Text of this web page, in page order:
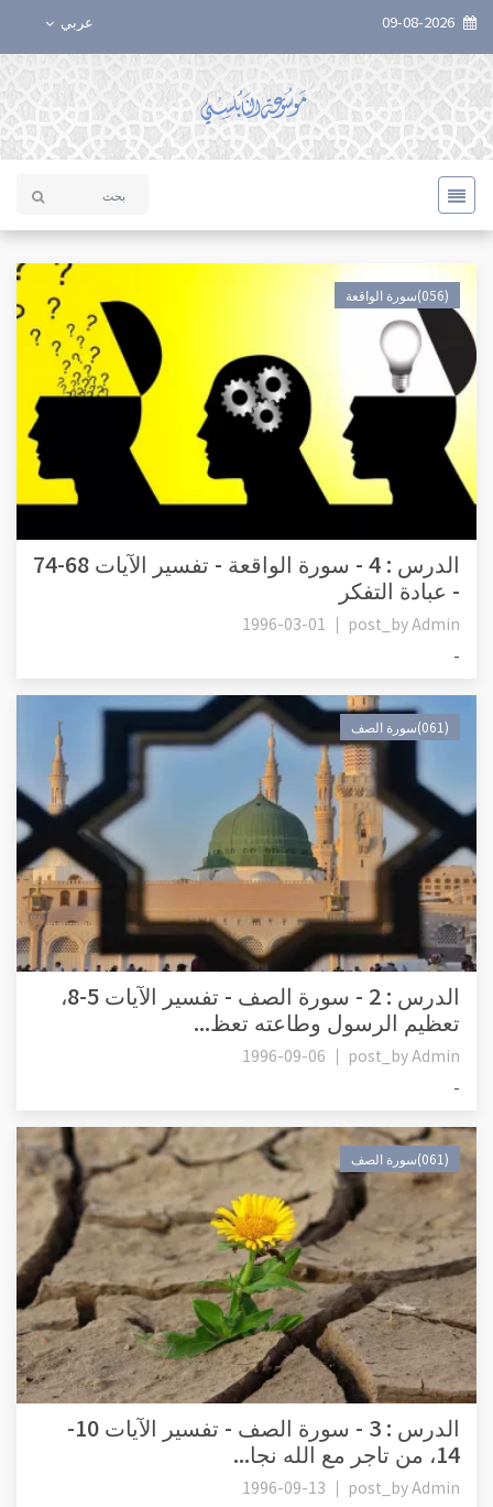
عربي
(056)سورة الواقعة
الدرس : 4 - سورة الواقعة - تفسير الآيات 68-74
- عبادة التفكر
post_byAdmin
1996-03-01
-
(061)سورة الصف
الدرس : 2 - سورة الصف - تفسير الآيات 5-8،
تعظيم الرسول وطاعته تعظ...
post_byAdmin
1996-09-06
-
(061)سورة الصف
الدرس : 3 - سورة الصف - تفسير الآيات 10-
14، من تاجر مع الله نجا...
post_byAdmin
1996-09-13